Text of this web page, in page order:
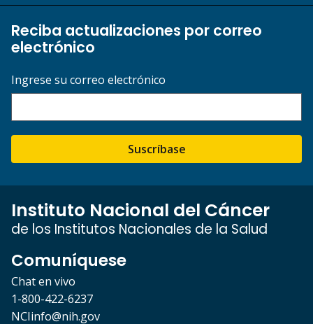
Reciba actualizaciones por correo
electrónico
Ingrese su correo electrónico
Suscríbase
Instituto Nacional del Cáncer
de los Institutos Nacionales de la Salud
Comuníquese
Chat en vivo
1-800-422-6237
NCIinfo@nih.gov